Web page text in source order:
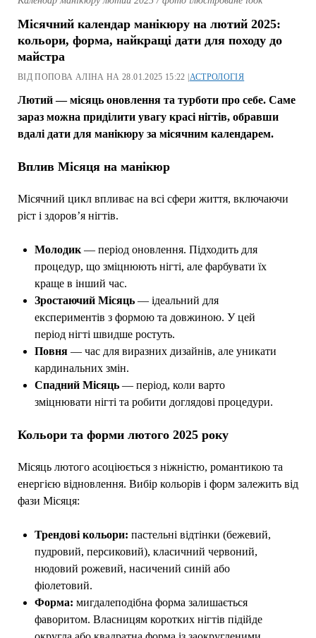
Місячний календар манікюру на лютий 2025:
кольори, форма, найкращі дати для походу до
майстра
ВІД ПОПОВА АЛІНА НА 28.01.2025 15:22 | АСТРОЛОГІЯ
Лютий — місяць оновлення та турботи про себе. Саме
зараз можна приділити увагу красі нігтів, обравши
вдалі дати для манікюру за місячним календарем.
Вплив Місяця на манікюр
Місячний цикл впливає на всі сфери життя, включаючи
ріст і здоров’я нігтів.
Молодик— період оновлення. Підходить для
процедур, що зміцнюють нігті, але фарбувати їх
краще в інший час.
Зростаючий Місяць— ідеальний для
експериментів з формою та довжиною. У цей
період нігті швидше ростуть.
Повня— час для виразних дизайнів, але уникати
кардинальних змін.
Спадний Місяць— період, коли варто
зміцнювати нігті та робити доглядові процедури.
Кольори та форми лютого 2025 року
Місяць лютого асоціюється з ніжністю, романтикою та
енергією відновлення. Вибір кольорів і форм залежить від
фази Місяця:
Трендові кольори: пастельні відтінки (бежевий,
пудровий, персиковий), класичний червоний,
нюдовий рожевий, насичений синій або
фіолетовий.
Форма: мигдалеподібна форма залишається
фаворитом. Власницям коротких нігтів підійде